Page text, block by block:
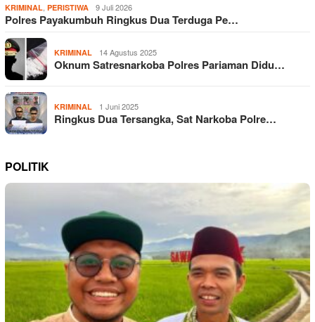
KRIMINAL PERISTIWA 9 Juli 2026
Polres Payakumbuh Ringkus Dua Terduga Pe…
KRIMINAL 14 Agustus 2025
Oknum Satresnarkoba Polres Pariaman Didu…
KRIMINAL 1 Juni 2025
Ringkus Dua Tersangka, Sat Narkoba Polre…
POLITIK